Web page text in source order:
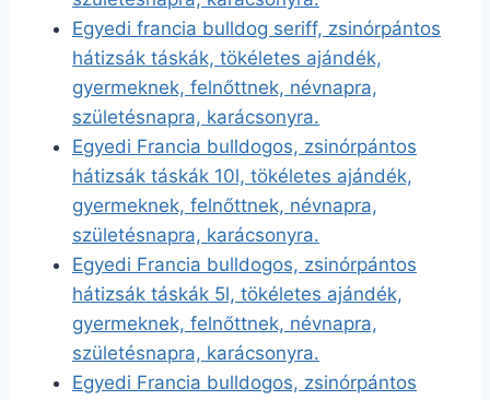
Egyedi francia bulldog seriff, zsinórpántos
hátizsák táskák, tökéletes ajándék,
gyermeknek, felnőttnek, névnapra,
születésnapra, karácsonyra.
Egyedi Francia bulldogos, zsinórpántos
hátizsák táskák 10l, tökéletes ajándék,
gyermeknek, felnőttnek, névnapra,
születésnapra, karácsonyra.
Egyedi Francia bulldogos, zsinórpántos
hátizsák táskák 5l, tökéletes ajándék,
gyermeknek, felnőttnek, névnapra,
születésnapra, karácsonyra.
Egyedi Francia bulldogos, zsinórpántos